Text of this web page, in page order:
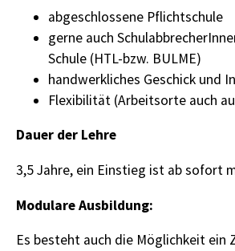
abgeschlossene Pflichtschule
gerne auch
Schule (HTL-bzw. BULME)
handwerkliches Geschick und
Flexibilität (Arbeitsorte auch
Dauer der Lehre
3,5 Jahre, ein Einstieg ist ab sofort
Modulare Ausbildung:
Es besteht auch die Möglichkeit ein